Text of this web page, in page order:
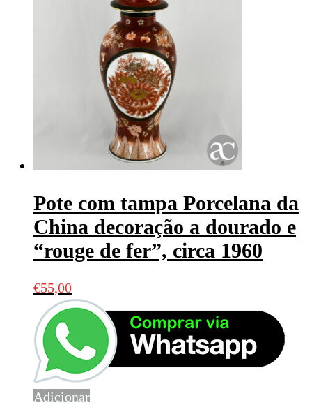
Pote com tampa Porcelana da
China decoração a dourado e
“rouge de fer”, circa 1960
€55,00
Adicionar